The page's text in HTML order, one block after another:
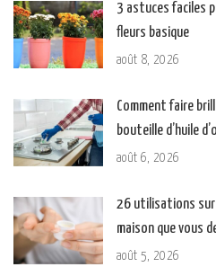
3 astuces faciles
fleurs basique
août 8, 2026
Comment faire
bouteille d’huile
août 6, 2026
26 utilisations
maison que vous
août 5, 2026